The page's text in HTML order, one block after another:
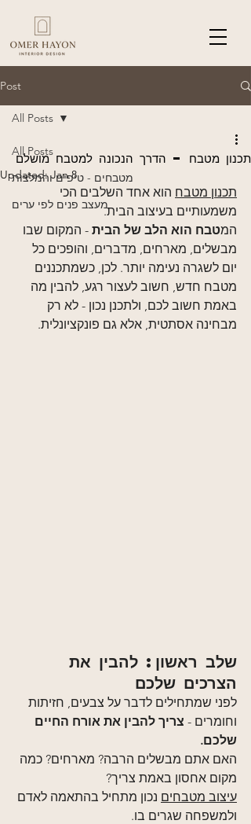
Post
All Posts
מטבחים - טיפים והמלצות
מעצב פנים לפי ערים
All Posts
תכנון מטבח – הדרך הנכונה למטבח מושלם
Updated:Jan 8
תכנון מטבח הוא אחד השלבים הכי
משמעותיים בעיצוב הבית.
המטבח הוא הלב של הבית - המקום שבו
מבשלים, מארחים, מדברים, והופכים כל
יום לשגרה נעימה יותר. לכן, כשמתכננים
מטבח חדש, חשוב לעצור רגע, להבין מה
באמת חשוב לכם, ולתכנן נכון - לא רק
מבחינה אסתטית, אלא גם פונקציונלית.
שלב ראשון: להבין את
הצרכים שלכם
לפני שמתחילים לדבר על צבעים, חזיתות
וחומרים - צריך להבין את אורח החיים
שלכם.
האם אתם מבשלים הרבה? מארחים? כמה
מקום אחסון באמת צריך?
עיצוב מטבחים נכון מתחיל בהתאמה לאדם
ולמשפחה שגרים בו.